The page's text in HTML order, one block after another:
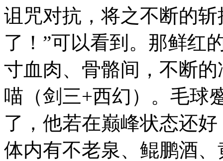
诅咒对抗，将之不断的
了！”可以看到。那鲜红
寸血肉、骨骼间，不断
喵（剑三+西幻）。毛球
了，他若在巅峰状态还
体内有不老泉、鲲鹏酒